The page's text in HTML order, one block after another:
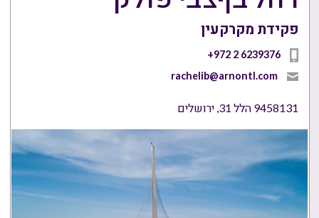
פקידת מקרקעין
+972 2 6239376
rachelib@arnontl.com
9458131 הלל 31, ירושלים